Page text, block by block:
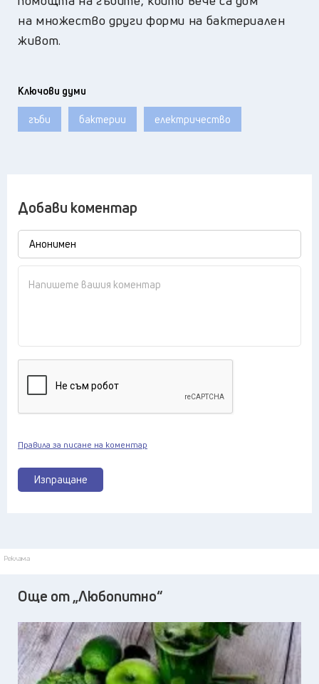
на множество други форми на бактериален
живот.
Ключови думи
гъби бактерии електричество
Добави коментар
Изпращане
Правила за писане на коментар
Реклама
Още от „Любопитно“